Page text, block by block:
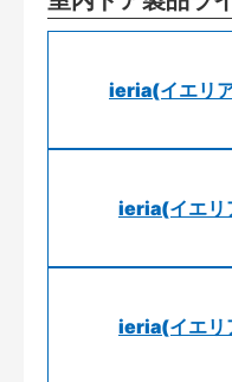
ieria(イエリ
ieria(イエリ
ieria(イエリ